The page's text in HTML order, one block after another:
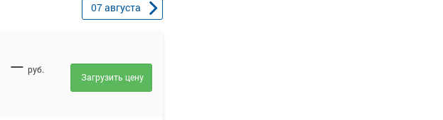
07августа
— руб.
Загрузить цену